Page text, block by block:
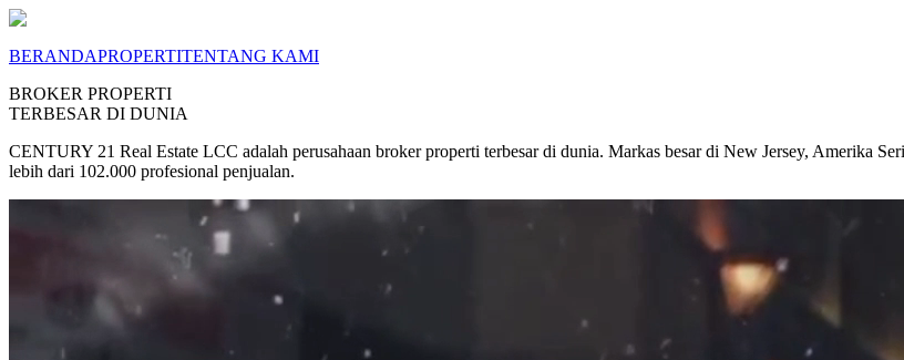
BERANDAPROPERTITENTANG KAMI
BROKER PROPERTI
TERBESAR DI DUNIA
CENTURY 21 Real Estate LCC adalah perusahaan broker properti terbesar di dunia. Markas besar di New Jersey, Amerika
lebih dari 102.000 profesional penjualan.